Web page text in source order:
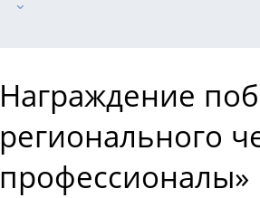
Награждение
регионального
профессионалы»